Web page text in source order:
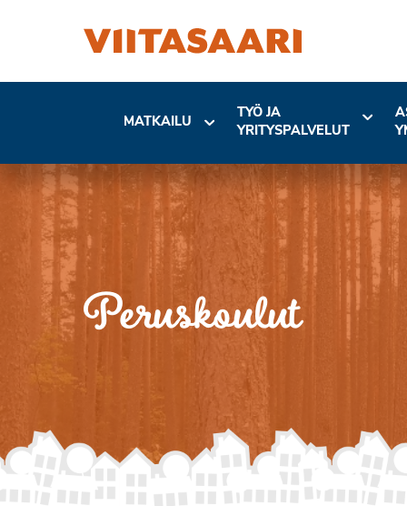
MATKAILU
TYÖ JA
YRITYSPALVELUT
Peruskoulut